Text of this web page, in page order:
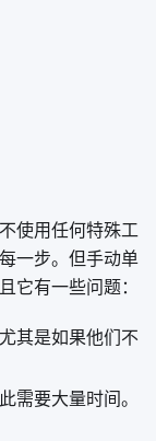
使用任何特殊工
一步。但手动单
它有一些问题：
其是如果他们不
需要大量时间。